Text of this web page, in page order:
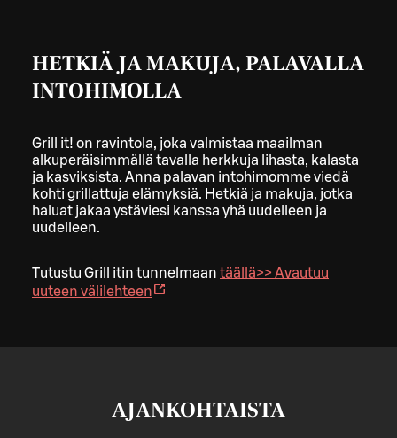
HETKIÄ JA MAKUJA, PALAVALLA
INTOHIMOLLA
Grill it! on ravintola, joka valmistaa maailman
alkuperäisimmällä tavalla herkkuja lihasta, kalasta
ja kasviksista. Anna palavan intohimomme viedä
kohti grillattuja elämyksiä. Hetkiä ja makuja, jotka
haluat jakaa ystäviesi kanssa yhä uudelleen ja
uudelleen.
Tutustu Grill itin tunnelmaan täällä>>Avautuu
uuteen välilehteen
AJANKOHTAISTA